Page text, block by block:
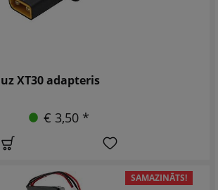
XT30 adapteris
€ 3,50 *
SAMAZINĀTS!